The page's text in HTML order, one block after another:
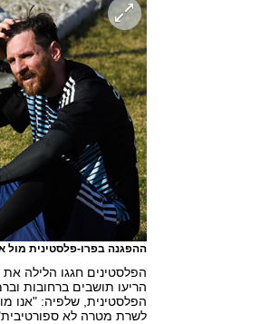
ההפגנה בפרו-פלסטינית מול
הפלסטינים חגגו הלילה
הריעו תושבים ברחובות
הפלסטינית, שלפיה: "אנו
לשרת מטרה לא